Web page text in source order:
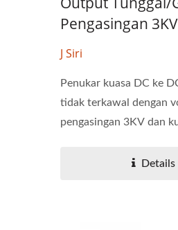
Pengasingan 3KV
J Siri
Penukar kuasa DC ke
tidak terkawal dengan
pengasingan 3KV dan
Details